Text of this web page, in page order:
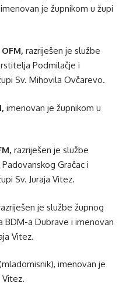
je župnikom u župi
razriješen je službe
Podmilačje i
Sv. Mihovila Ovčarevo.
imenovan je župnikom u
razriješen je službe
Gračac i
Sv. Juraja Vitez.
je službe župnog
BDM-a Dubrave i imenovan
Vitez.
imenovan je
Vitez.